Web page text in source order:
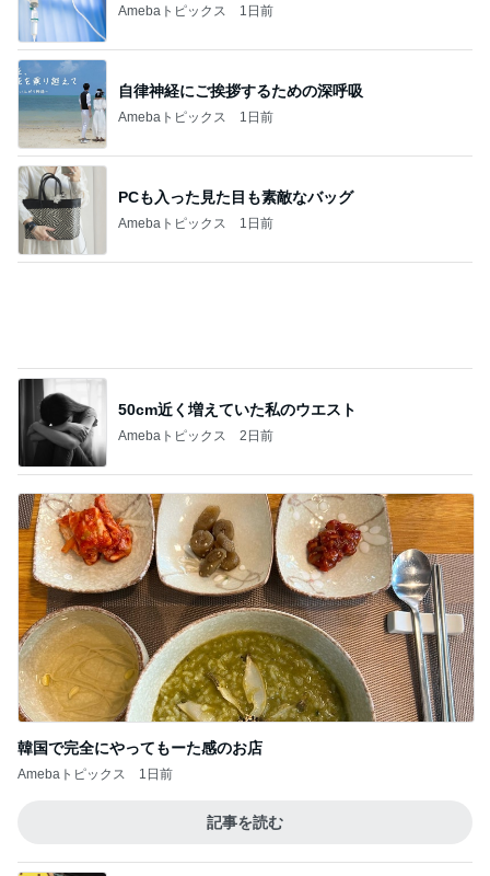
Amebaトピックス 1日前
自律神経にご挨拶するための深呼吸
Amebaトピックス 1日前
PCも入った見た目も素敵なバッグ
Amebaトピックス 1日前
50cm近く増えていた私のウエスト
Amebaトピックス 2日前
韓国で完全にやってもーた感のお店
Amebaトピックス 1日前
記事を読む